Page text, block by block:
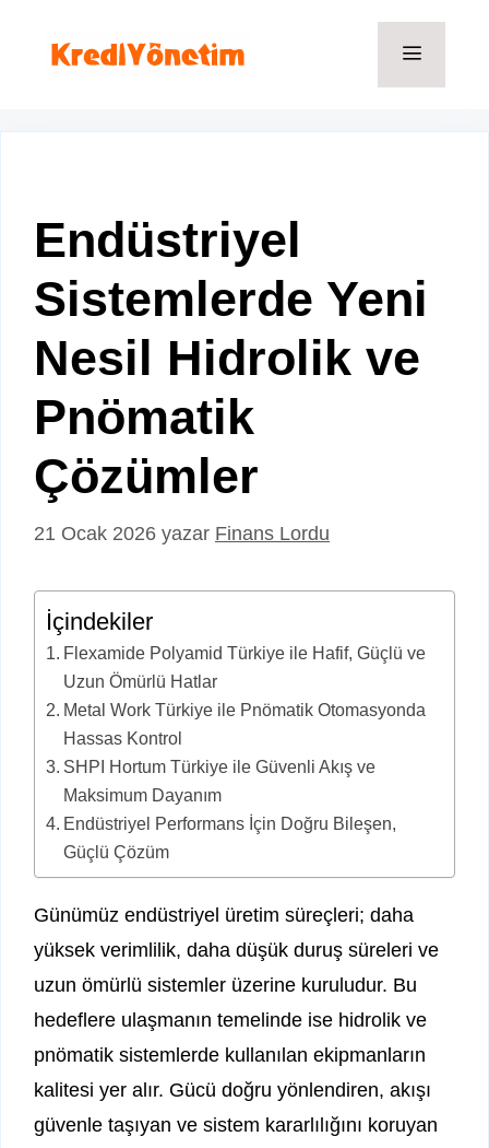
Endüstriyel
Sistemlerde Yeni
Nesil Hidrolik ve
Pnömatik
Çözümler
21 Ocak 2026 yazar Finans Lordu
İçindekiler
Flexamide Polyamid Türkiye ile Hafif, Güçlü ve
Uzun Ömürlü Hatlar
Metal Work Türkiye ile Pnömatik Otomasyonda
Hassas Kontrol
SHPI Hortum Türkiye ile Güvenli Akış ve
Maksimum Dayanım
Endüstriyel Performans İçin Doğru Bileşen,
Güçlü Çözüm
Günümüz endüstriyel üretim süreçleri; daha
yüksek verimlilik, daha düşük duruş süreleri ve
uzun ömürlü sistemler üzerine kuruludur. Bu
hedeflere ulaşmanın temelinde ise hidrolik ve
pnömatik sistemlerde kullanılan ekipmanların
kalitesi yer alır. Gücü doğru yönlendiren, akışı
güvenle taşıyan ve sistem kararlılığını koruyan